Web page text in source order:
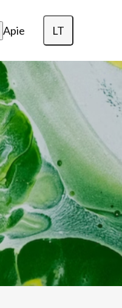
Apie LT
English
Dansk
Polski